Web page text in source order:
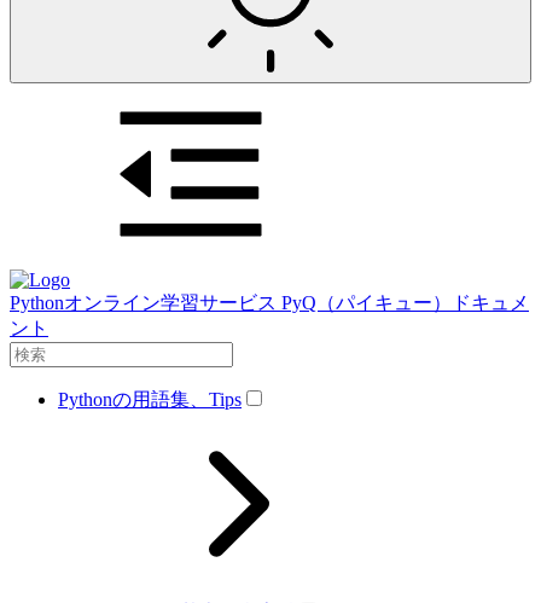
Pythonオンライン学習サービス PyQ（パイキュー）ドキュメ
ント
Pythonの用語集、Tips